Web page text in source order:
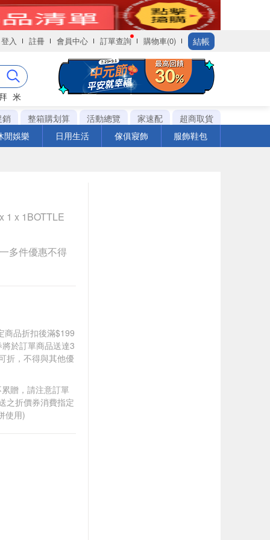
登入 註冊 會員中心 訂單查詢 購物車(0) 結帳
米
銷
整箱購划算 活動總覽 家速配
超商取貨
閒娛樂
日用生活 傢俱寢飾 服飾鞋包
1 x 1BOTTLE
多件優惠不得
商品折扣後滿$199
於訂單商品送達3
折，不得與其他優
贈，請注意訂單
之折價券消費指定
使用)